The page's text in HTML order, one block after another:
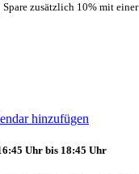
Spare zusätzlich 10% mit
hinzufügen
Uhr bis 18:45 Uhr